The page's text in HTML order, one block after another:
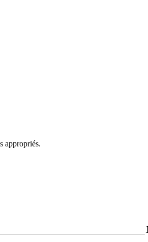
appropriés.
1